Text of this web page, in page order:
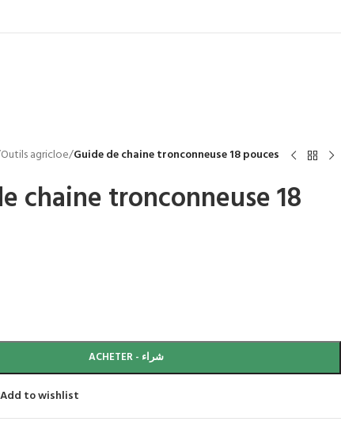
Outils agricloe/Guide de chaine tronconneuse 18 pouces
chaine tronconneuse 18
ACHETER - شراء
Add to wishlist